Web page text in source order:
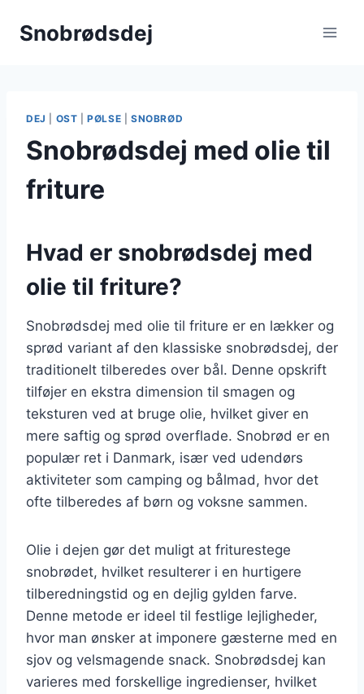
Snobrødsdej
DEJ OST |PØLSE SNOBRØD
Snobrødsdej med olie til
friture
Hvad er snobrødsdej med
olie til friture?
Snobrødsdej med olie til friture er en lækker og
sprød variant af den klassiske snobrødsdej, der
traditionelt tilberedes over bål. Denne opskrift
tilføjer en ekstra dimension til smagen og
teksturen ved at bruge olie, hvilket giver en
mere saftig og sprød overflade. Snobrød er en
populær ret i Danmark, især ved udendørs
aktiviteter som camping og bålmad, hvor det
ofte tilberedes af børn og voksne sammen.
Olie i dejen gør det muligt at friturestege
snobrødet, hvilket resulterer i en hurtigere
tilberedningstid og en dejlig gylden farve.
Denne metode er ideel til festlige lejligheder,
hvor man ønsker at imponere gæsterne med en
sjov og velsmagende snack. Snobrødsdej kan
varieres med forskellige ingredienser, hvilket